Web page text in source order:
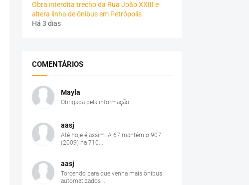
Obra interdita trecho da Rua João XXIII e
altera linha de ônibus em Petrópolis
Há 3 dias
COMENTÁRIOS
Mayla
Obrigada pela informação.
aasj
Até hoje é assim. A 67 mantém o 907
(2009) na 710....
aasj
Torcendo para que venha mais ônibus
automatizados ...